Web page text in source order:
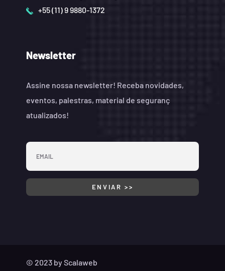
+55 (11) 9 9880-1372
Newsletter
Assine nossa newsletter! Receba novidades,
eventos, palestras, material de seguranç
atualizados!
© 2023 byScalaweb